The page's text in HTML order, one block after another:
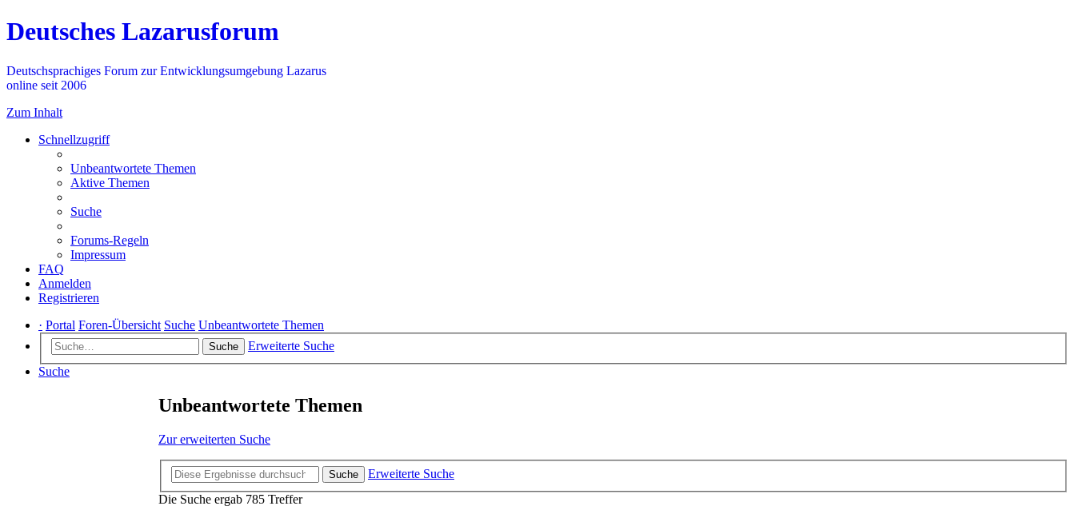
Deutsches Lazarusforum
Deutschsprachiges Forum zur Entwicklungsumgebung Lazarus
online seit 2006
Zum Inhalt
Schnellzugriff
Unbeantwortete Themen
Aktive Themen
Suche
Forums-Regeln
Impressum
FAQ
Anmelden
Registrieren
· Portal Foren-Übersicht Suche Unbeantwortete Themen
Suche
Erweiterte Suche
Suche
Unbeantwortete Themen
Zur erweiterten Suche
Suche
Erweiterte Suche
Die Suche ergab 785 Treffer